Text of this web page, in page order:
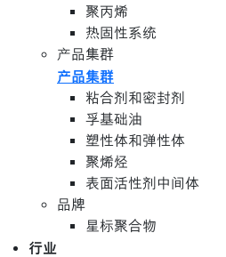
聚丙烯
热固性系统
产品集群
产品集群
粘合剂和密封剂
孚基础油
塑性体和弹性体
聚烯烃
表面活性剂中间体
品牌
星标聚合物
行业